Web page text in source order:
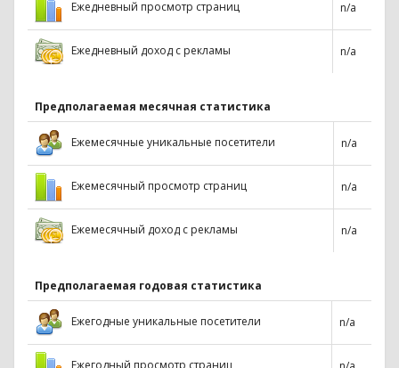
Ежедневный просмотр страниц n/a
Ежедневный доход с рекламы n/a
Предполагаемая месячная статистика
Ежемесячные уникальные посетители n/a
Ежемесячный просмотр страниц n/a
Ежемесячный доход с рекламы n/a
Предполагаемая годовая статистика
Ежегодные уникальные посетители n/a
Ежегодный просмотр страниц